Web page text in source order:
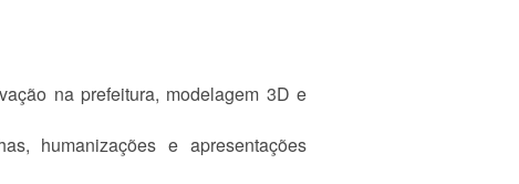
na prefeitura, modelagem 3D e
humanizações e apresentações